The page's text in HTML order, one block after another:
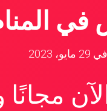
في 29 مايو، 2023